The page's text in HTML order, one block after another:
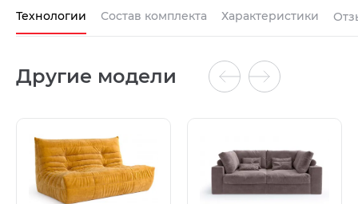
Технологии Состав комплекта Характеристики
Другие модели